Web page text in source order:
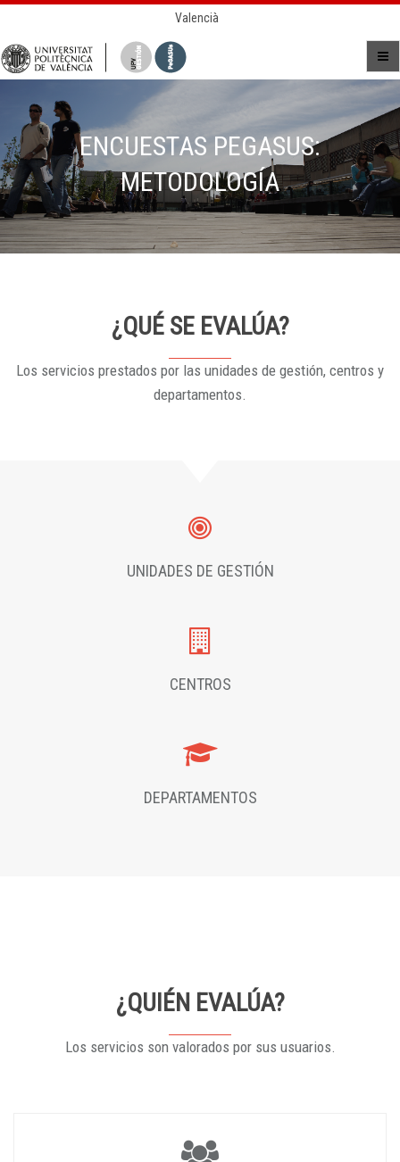
Valencià
ENCUESTAS PEGASUS:
METODOLOGÍA
¿QUÉ SE EVALÚA?
Los servicios prestados por las unidades de gestión, centros y
departamentos.
UNIDADES DE GESTIÓN
CENTROS
DEPARTAMENTOS
¿QUIÉN EVALÚA?
Los servicios son valorados por sus usuarios.